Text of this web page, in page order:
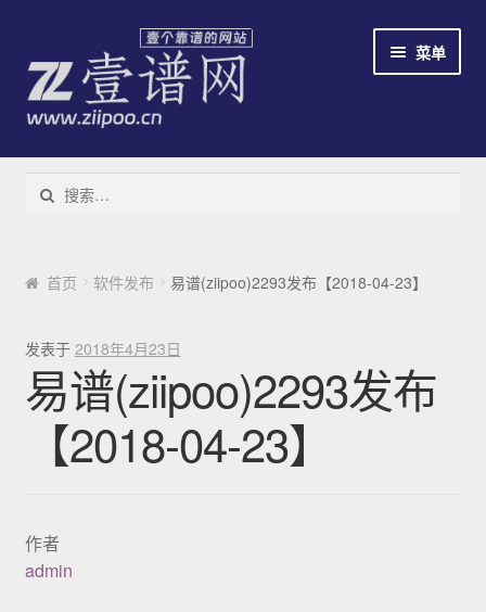
菜单
教程
云易谱
免费/收费
新手指南
搜索：
首页 软件发布 易谱(ziipoo)2293发布【2018-04-23】
发表于 2018年4月23日
易谱(ziipoo)2293发布
【2018-04-23】
作者
admin